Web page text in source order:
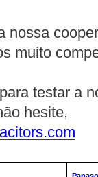
nossa
muito
testar a
hesite,